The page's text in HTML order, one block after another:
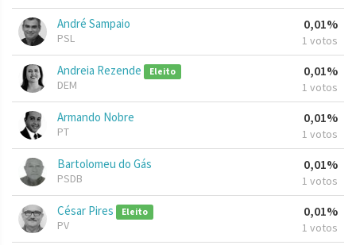
André Sampaio
PSL
0,01%
1 votos
Andreia Rezende Eleito
DEM
0,01%
1 votos
Armando Nobre
PT
0,01%
1 votos
Bartolomeu do Gás
PSDB
0,01%
1 votos
César Pires Eleito
PV
0,01%
1 votos